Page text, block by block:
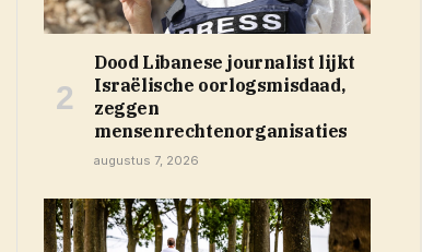
Dood Libanese journalist lijkt
Israëlische oorlogsmisdaad,
zeggen
mensenrechtenorganisaties
augustus 7, 2026